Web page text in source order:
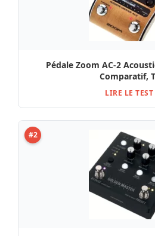
Pédale Zoom AC-2 Acoustic
Comparatif,
LIRE LE
#2